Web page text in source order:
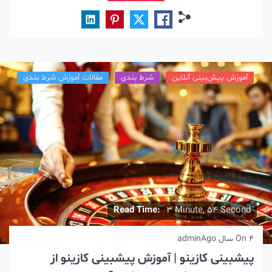
Read Time: 3 Minute, 54 Second
آموزش پیش‌بینی آنلاین شرط بندی مقالات آموزش شرط بندی
On 4 سال Ago admin
پیشبینی کازینو | آموزش پیشبینی کازینو از